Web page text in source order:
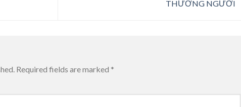
THƯƠNG NGƯỜI
Required fields are marked *